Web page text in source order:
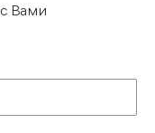
Вами